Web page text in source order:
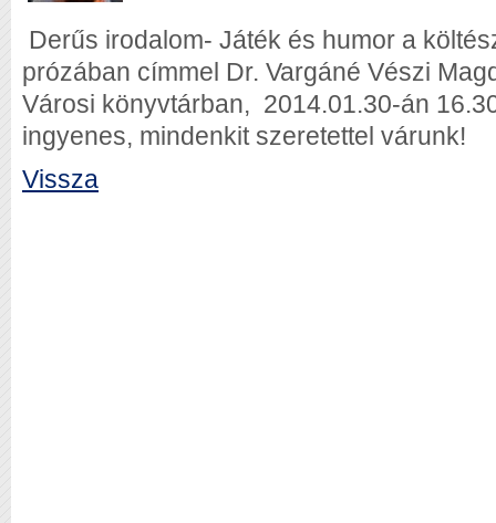
Derűs irodalom- Játék és humor a
prózában címmel Dr. Vargáné Vészi
Városi könyvtárban, 2014.01.30-án
ingyenes, mindenkit szeretettel várunk!
Vissza